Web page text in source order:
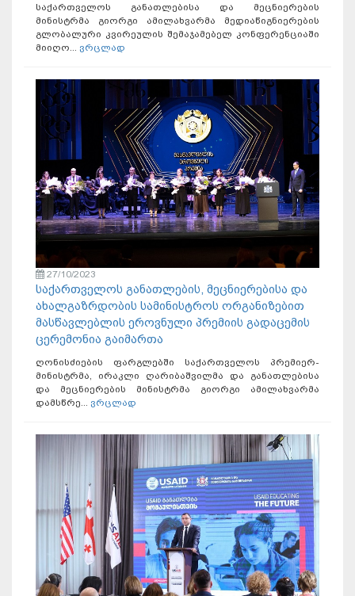
საქართველოს განათლებისა და მეცნიერების
მინისტრმა გიორგი ამილახვარმა მედიაწიგნიერების
გლობალური კვირეულის შემაჯამებელ კონფერენციაში
მიიღო... ვრცლად
27/10/2023
საქართველოს განათლების, მეცნიერებისა და
ახალგაზრდობის სამინისტროს ორგანიზებით
მასწავლებლის ეროვნული პრემიის გადაცემის
ცერემონია გაიმართა
ღონისძიების ფარგლებში საქართველოს პრემიერ-
მინისტრმა, ირაკლი ღარიბაშვილმა და განათლებისა
და მეცნიერების მინისტრმა გიორგი ამილახვარმა
დამსწრე... ვრცლად